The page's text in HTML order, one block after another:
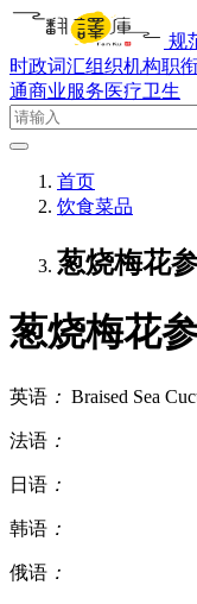
规
时政词汇组织机构职
通商业服务医疗卫生
首页
饮食菜品
葱烧梅花
葱烧梅花
英语 ： Braised Sea
法语 ：
日语 ：
韩语 ：
俄语 ：